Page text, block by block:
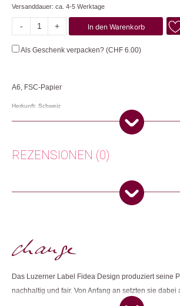
Versanddauer: ca. 4-5 Werktage
-
Glückskeks
+ In den Warenkorb
Als Geschenk verpacken? (CHF 6.00)
A6, FSC-Papier
Herkunft: Schweiz
Artikelnummer: 111879.01
REZENSIONEN (0)
Es gibt noch keine Rezensionen.
Das Luzerner Label Fidea Design produziert seine
nachhaltig und fair. Von Anfang an setzten sie dabei